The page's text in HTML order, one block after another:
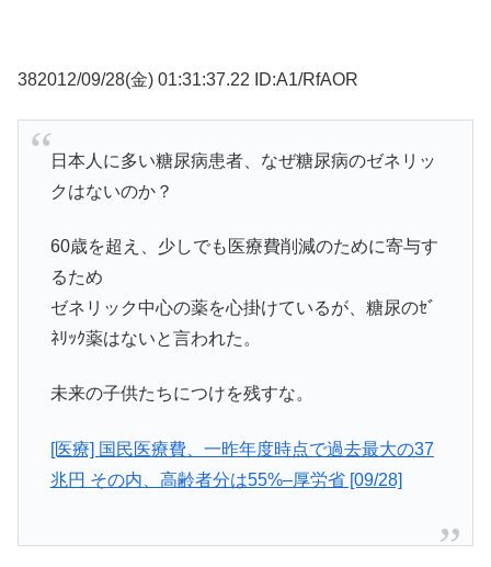
382012/09/28(金) 01:31:37.22 ID:A1/RfAOR
日本人に多い糖尿病患者、なぜ糖尿病のゼネリッ
クはないのか？
60歳を超え、少しでも医療費削減のために寄与す
るため
ゼネリック中心の薬を心掛けているが、糖尿のｾﾞ
ﾈﾘｯｸ薬はないと言われた。
未来の子供たちにつけを残すな。
[医療] 国民医療費、一昨年度時点で過去最大の37
兆円 その内、高齢者分は55%–厚労省 [09/28]